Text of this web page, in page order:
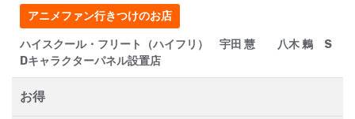
アニメファン行きつけのお店
ハイスクール・フリート（ハイフリ） 宇田 慧 八木 鶫 S
Dキャラクターパネル設置店
お得